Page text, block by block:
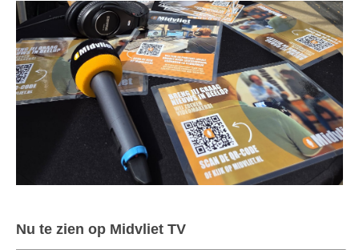
Nu te zien op Midvliet TV